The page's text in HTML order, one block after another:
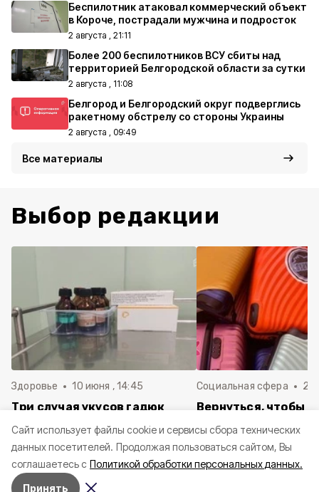
Cайт использует файлы cookie и сервисы сбора технических
данных посетителей. Продолжая пользоваться сайтом, Вы
соглашаетесь с Политикой обработки персональных данных.
Принять
Беспилотник атаковал коммерческий объект
в Короче, пострадали мужчина и подросток
2 августа , 21:11
Более 200 беспилотников ВСУ сбиты над
территорией Белгородской области за сутки
2 августа , 11:08
Белгород и Белгородский округ подверглись
ракетному обстрелу со стороны Украины
2 августа , 09:49
Все материалы
Выбор редакции
Здоровье 10 июня , 14:45
Три случая укусов гадюк
Белгородской области с
начала года
Социальная сфера 20
Вернуться, чтобы
в Белгородскую
пять лет